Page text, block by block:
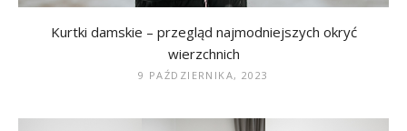
Kurtki damskie – przegląd najmodniejszych okryć
wierzchnich
9 PAŹDZIERNIKA, 2023